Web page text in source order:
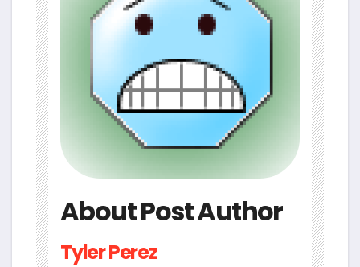
About Post Author
Tyler Perez